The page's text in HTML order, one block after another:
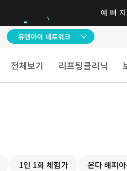
유앤아이 네트워크
전체보기 리프팅클리닉
1인 1회 체험가 온다 해피